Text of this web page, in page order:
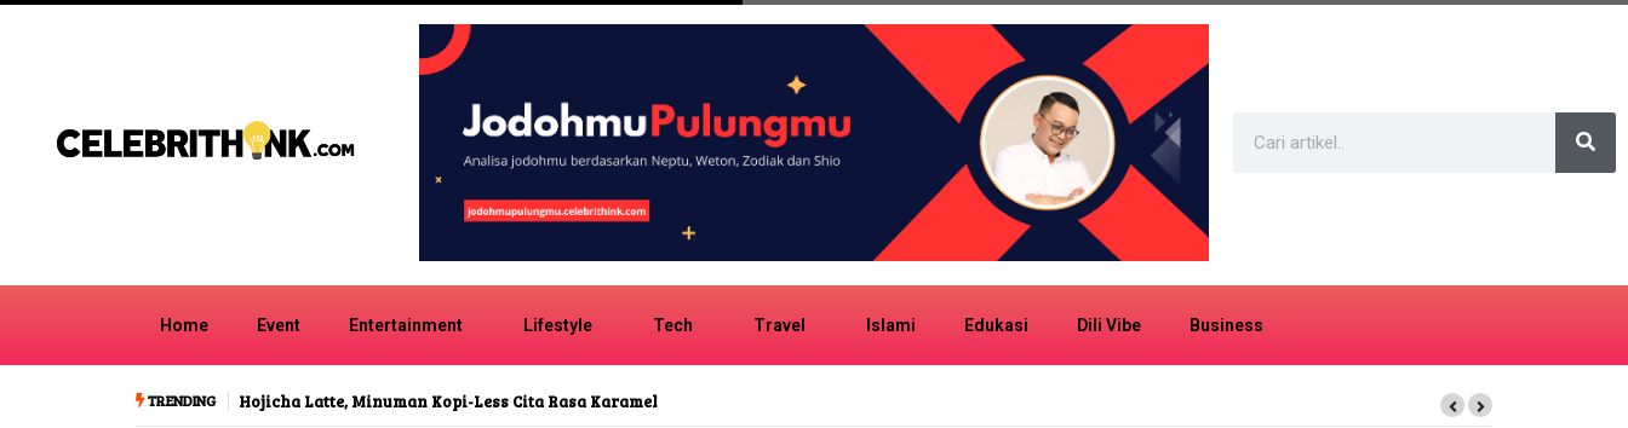
Home Event Entertainment Lifestyle Tech Travel Islami Edukasi Dili Vibe Business
TRENDING Lagu Honk Girl Group No Na Potret Suasana Angkot Indonesia